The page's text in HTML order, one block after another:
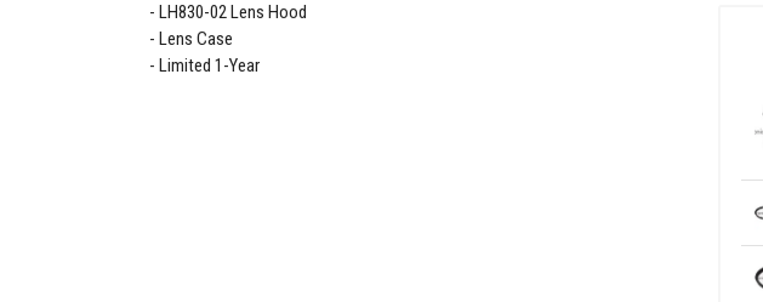
LH830-02 Lens Hood
Lens Case
Limited 1-Year